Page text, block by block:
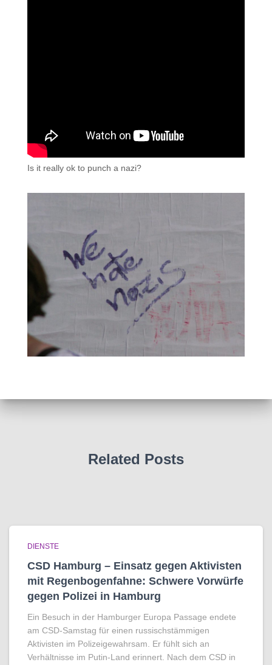
Is it really ok to punch a nazi?
Related Posts
DIENSTE
CSD Hamburg – Einsatz gegen Aktivisten
mit Regenbogen­fahne: Schwere Vorwürfe
gegen Polizei in Hamburg
Ein Besuch in der Hamburger Europa Passage endete
am CSD-Samstag für einen russischstämmigen
Aktivisten im Polizeigewahrsam. Er fühlt sich an
Verhältnisse im Putin-Land erinnert. Nach dem CSD in